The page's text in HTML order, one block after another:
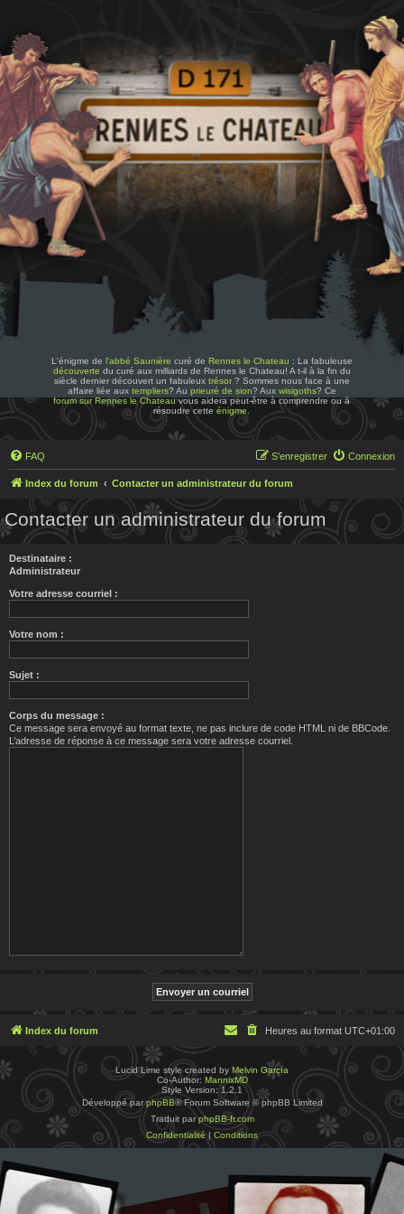
L'énigme de l'abbé Saunière curé de Rennes le Chateau : La fabuleuse
découverte du curé aux milliards de Rennes le Chateau! A t-il à la fin du
siècle dernier découvert un fabuleux trésor? Sommes nous face à une
affaire liée aux templiers? Au prieuré de sion? Aux wisigoths? Ce
forum sur Rennes le Chateauvous aidera peut-être à comprendre ou à
résoudre cetteénigme
FAQ Connexion
S’enregistrer
Index du forum Contacter un administrateur du forum
Contacter un administrateur du forum
Destinataire :
Administrateur
Votre adresse courriel :
Votre nom :
Sujet :
Corps du message :
Ce message sera envoyé au format texte, ne pas inclure de code HTML ni de BBCode.
L’adresse de réponse à ce message sera votre adresse courriel.
Index du forum Heures au format UTC+01:00
Lucid Lime style created by Melvin García
Co-Author: MannixMD
Style Version: 1.2.1
Développé parphpBB® Forum Software © phpBB Limited
Traduit parphpBB-fr.com
Confidentialité| Conditions